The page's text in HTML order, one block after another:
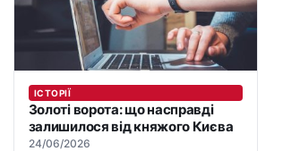
ІСТОРІЇ
Золоті ворота: що насправді
залишилося від княжого Києва
24/06/2026